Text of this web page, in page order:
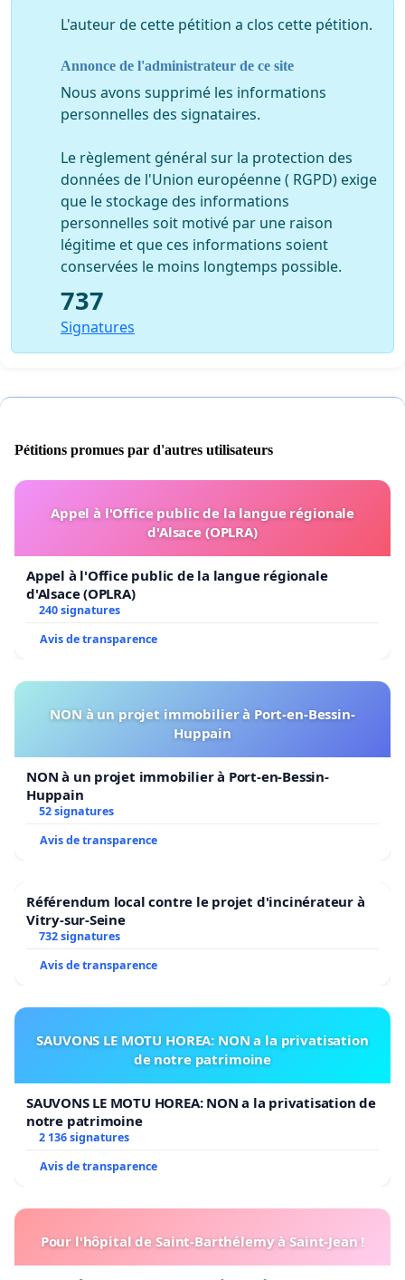
L'auteur de cette pétition a clos cette pétition.
Annonce de l'administrateur de ce site
Nous avons supprimé les informations
personnelles des signataires.
Le règlement général sur la protection des
données de l'Union européenne ( RGPD) exige
que le stockage des informations
personnelles soit motivé par une raison
légitime et que ces informations soient
conservées le moins longtemps possible.
737
Signatures
Pétitions promues par d'autres utilisateurs
Appel à l'Office public de la langue régionale
d'Alsace (OPLRA)
Appel à l'Office public de la langue régionale
d'Alsace (OPLRA)
240 signatures
Avis de transparence
NON à un projet immobilier à Port-en-Bessin-
Huppain
NON à un projet immobilier à Port-en-Bessin-
Huppain
52 signatures
Avis de transparence
Référendum local contre le projet d'incinérateur à
Vitry-sur-Seine
732 signatures
Avis de transparence
SAUVONS LE MOTU HOREA: NON a la privatisation
de notre patrimoine
SAUVONS LE MOTU HOREA: NON a la privatisation de
notre patrimoine
2 136 signatures
Avis de transparence
Pour l'hôpital de Saint-Barthélemy à Saint-Jean !